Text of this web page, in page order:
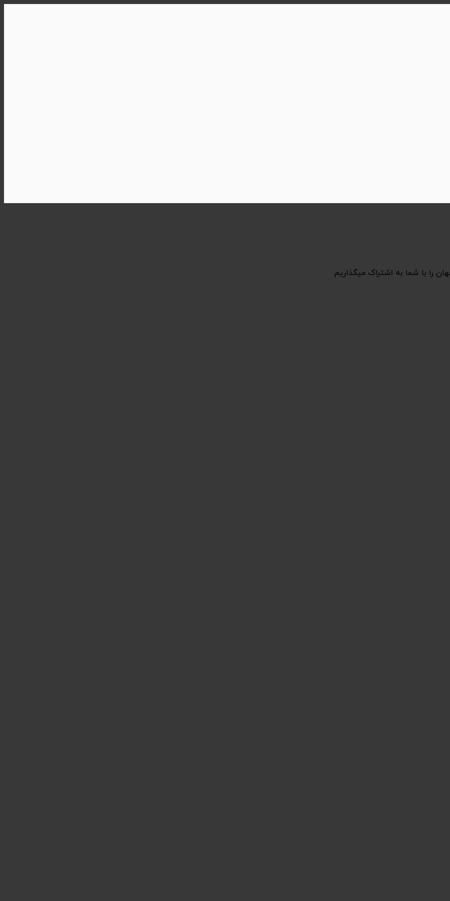
را با شما به اشتراک میگذاریم